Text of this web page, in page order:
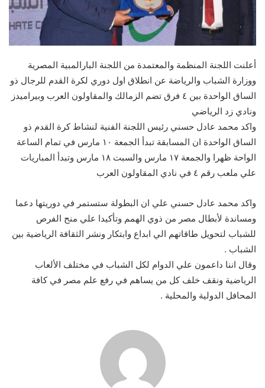
أعلنت اللجنة المنظمة والمعتمدة من اللجنة البارالمبية المصرية
ووزارة الشباب والرياضة عن انطلاق اول دوري لكرة القدم للرجال ذو
الساق الواحدة بين ٤ فرق تضم الزمالك والمقاولون العرب وبيراميدز
ونادي زد الرياضي
واكد محمد عادل حسني رئيس اللجنة الفنية لنشاط كرة القدم ذو
الساق الواحدة ان المسابقة تبدأ الجمعة ١٠ مارس في تمام الساعة
الواحة ظهرا والجمعة ١٧ مارس والسبت ١٨ مارس وتبدأ المباريات
علي ملعب رقم ٤ في نادي المقاولون العرب
واكد محمد عادل حسني علي ان البطولة ستستمر في دوريتها دعما
ومساندة لأبطال مصر من ذوي الهمم وتأكيدا علي منح الفرص
للشباب لتحويل طاقاتهم الي ابداع وابتكار ونشر الثقافة الرياضية بين
الشباب .
وقال اننا داعمون علي الدوام لكل الشباب في مختلف الألعاب
الرياضية ونقف خلف كل من يساهم في رفع علم مصر في كافة
المحافل الدولية والمحلية .